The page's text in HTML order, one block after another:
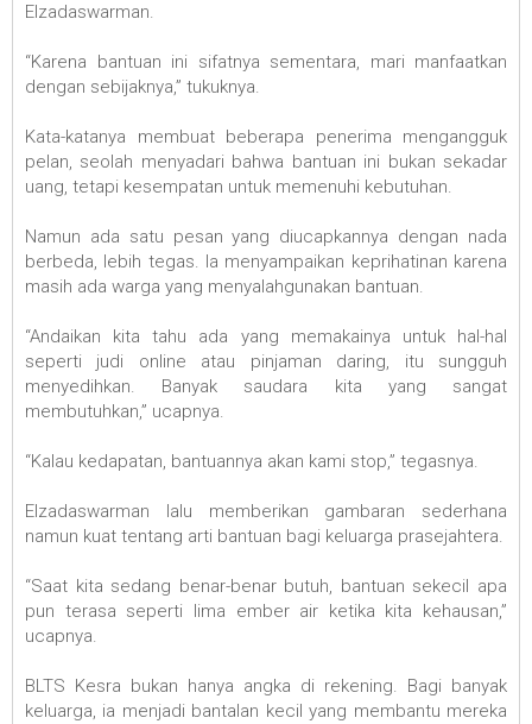
Elzadaswarman.
“Karena bantuan ini sifatnya sementara, mari manfaatkan
dengan sebijaknya,” tukuknya.
Kata-katanya membuat beberapa penerima mengangguk
pelan, seolah menyadari bahwa bantuan ini bukan sekadar
uang, tetapi kesempatan untuk memenuhi kebutuhan.
Namun ada satu pesan yang diucapkannya dengan nada
berbeda, lebih tegas. Ia menyampaikan keprihatinan karena
masih ada warga yang menyalahgunakan bantuan.
“Andaikan kita tahu ada yang memakainya untuk hal-hal
seperti judi online atau pinjaman daring, itu sungguh
menyedihkan. Banyak saudara kita yang sangat
membutuhkan,” ucapnya.
“Kalau kedapatan, bantuannya akan kami stop,” tegasnya.
Elzadaswarman lalu memberikan gambaran sederhana
namun kuat tentang arti bantuan bagi keluarga prasejahtera.
“Saat kita sedang benar-benar butuh, bantuan sekecil apa
pun terasa seperti lima ember air ketika kita kehausan,”
ucapnya.
BLTS Kesra bukan hanya angka di rekening. Bagi banyak
keluarga, ia menjadi bantalan kecil yang membantu mereka